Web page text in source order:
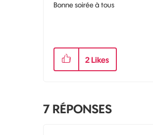
Bonne soirée à tous
2 Likes
7 RÉPONSES